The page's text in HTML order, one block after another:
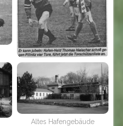
Altes Hafengebäude